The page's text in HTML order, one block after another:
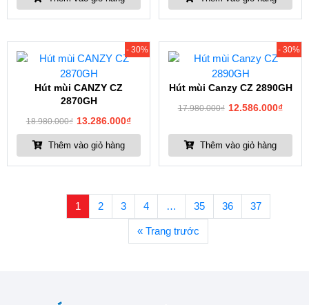
- 30%
Hút mùi CANZY CZ
2870GH
18.980.000₫ 13.286.000₫
Thêm vào giỏ hàng
- 30%
Hút mùi Canzy CZ 2890GH
17.980.000₫ 12.586.000₫
Thêm vào giỏ hàng
1 2 3 4 … 35 36 37
« Trang trước